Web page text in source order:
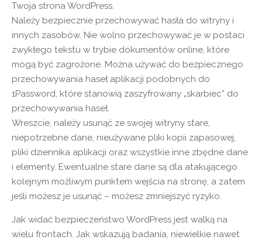
Twoja strona WordPress.
Należy bezpiecznie przechowywać hasła do witryny i
innych zasobów. Nie wolno przechowywać je w postaci
zwykłego tekstu w trybie dokumentów online, które
mogą być zagrożone. Można używać do bezpiecznego
przechowywania haseł aplikacji podobnych do
1Password, które stanowią zaszyfrowany „skarbiec” do
przechowywania haseł.
Wreszcie, należy usunąć ze swojej witryny stare,
niepotrzebne dane, nieużywane pliki kopii zapasowej,
pliki dziennika aplikacji oraz wszystkie inne zbędne dane
i elementy. Ewentualne stare dane są dla atakującego
kolejnym możliwym punktem wejścia na stronę, a zatem
jeśli możesz je usunąć – możesz zmniejszyć ryzyko.
Jak widać bezpieczeństwo WordPress jest walką na
wielu frontach. Jak wskazują badania, niewielkie nawet